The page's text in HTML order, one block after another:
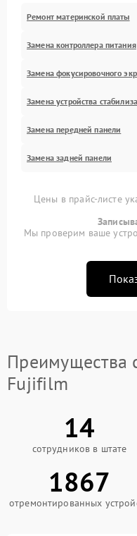
Ремонт материнской платы
Замена контроллера питания
Замена фокусировочного
Замена устройства
Замена передней панели
Замена задней панели
Цены в прайс-листе
Мы проверим ваше
Преимущества
Fujifilm
14
сотрудников в штате
1867
отремонтированных